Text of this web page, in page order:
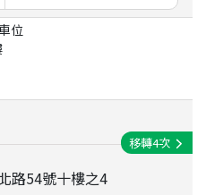
位
路54號十樓之4
移轉4次